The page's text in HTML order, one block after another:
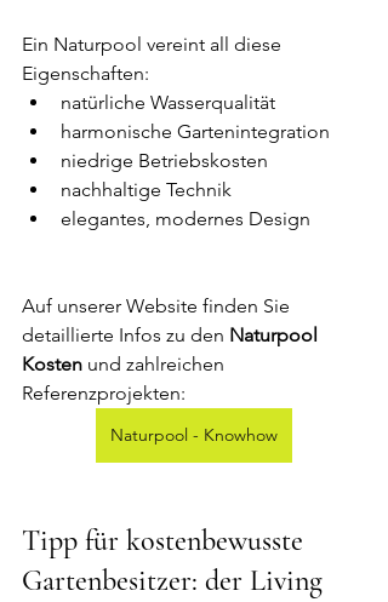
Ein Naturpool vereint all diese
Eigenschaften:
natürliche Wasserqualität
harmonische Gartenintegration
niedrige Betriebskosten
nachhaltige Technik
elegantes, modernes Design
Auf unserer Website finden Sie
detaillierte Infos zu den Naturpool
Kosten und zahlreichen
Referenzprojekten:
Naturpool - Knowhow
Tipp für kostenbewusste
Gartenbesitzer: der Living